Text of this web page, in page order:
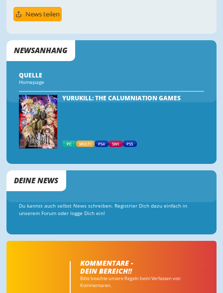
News teilen
NEWSANHANG
QUELLE
Homepage
YURUKILL: THE CALUMNIATION GAMES
PC MULTI PS4 SWI PS5
DEINE NEWS
Du kannst auch selbst News schreiben. Registrier Dich dazu einfach in
unserem Forum oder logge Dich ein!
KOMMENTARE -
DEIN BEREICH!!
Bitte beachte unsere Regeln beim Verfassen von
Kommentaren.